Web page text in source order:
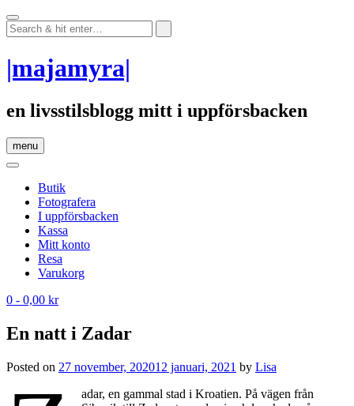
Skip
to
content
|majamyra|
en livsstilsblogg mitt i uppförsbacken
menu
Butik
Fotografera
I uppförsbacken
Kassa
Mitt konto
Resa
Varukorg
0 - 0,00 kr
En natt i Zadar
Posted on 27 november, 202012 januari, 2021 by Lisa
adar, en gammal stad i Kroatien. På vägen från